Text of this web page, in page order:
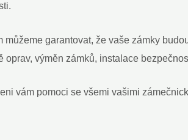
garantovat, že vaše zámky
výměn zámků, instalace
vám pomoci se všemi vašimi